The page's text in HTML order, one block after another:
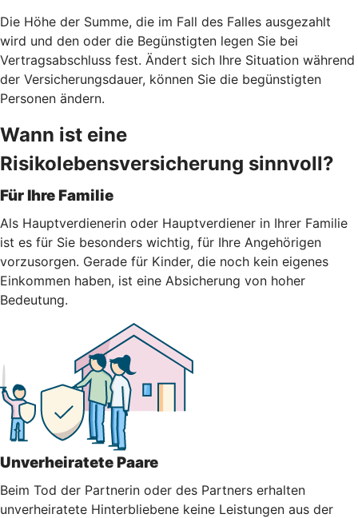
Die Höhe der Summe, die im Fall des Falles ausgezahlt
wird und den oder die Begünstigten legen Sie bei
Vertragsabschluss fest. Ändert sich Ihre Situation während
der Versicherungsdauer, können Sie die begünstigten
Personen ändern.
Wann ist eine
Risikolebensversicherung sinnvoll?
Für Ihre Familie
Als Hauptverdienerin oder Hauptverdiener in Ihrer Familie
ist es für Sie besonders wichtig, für Ihre Angehörigen
vorzusorgen. Gerade für Kinder, die noch kein eigenes
Einkommen haben, ist eine Absicherung von hoher
Bedeutung.
Unverheiratete Paare
Beim Tod der Partnerin oder des Partners erhalten
unverheiratete Hinterbliebene keine Leistungen aus der